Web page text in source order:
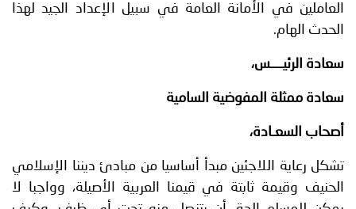
العاملين في الأمانة العامة في سبيل الإعداد الجيد لهذا
الحدث الهام.
سعادة الرئيــــس،
سعادة ممثلة المفوضية السامية
أصحاب السعـادة،
تشكل رعاية اللاجئين مبدأ أساسيا من مبادئ ديننا الإسلامي
الحنيف وقيمة ثابتة في قيمنا العربية الأصيلة، وواجبا لا